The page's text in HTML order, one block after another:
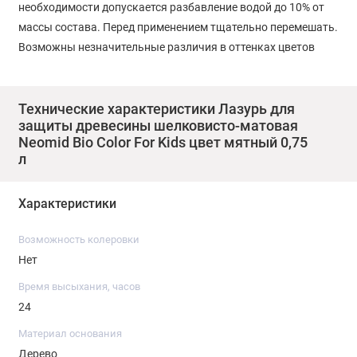
необходимости допускается разбавление водой до 10% от
массы состава. Перед применением тщательно перемешать.
Возможны незначительные различия в оттенках цветов
НАНЕСЕНИЕ: состав наносить при температуре
окружающего воздуха и поверхности не ниже +5°С,
относительной влажности воздуха не более 80%.
небольшом участке поверхности для проверки
Состав рекомендуется наносить кистью вдоль волокон или
распылителем в 2-3 слоя, при этом финишный слой
рекомендуется наносить кистью. Рекомендуется проводить
Технические характеристики Лазурь для
защиты древесины шелковисто-матовая
Neomid Bio Color For Kids цвет мятный 0,75
л
Характеристики
Возможность колеровки
Нет
Время высыхания, часов
24
Материал основания
Дерево